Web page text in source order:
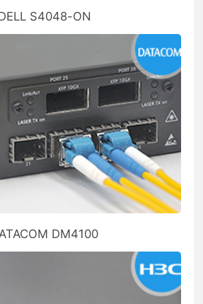
S4048-ON
DM4100